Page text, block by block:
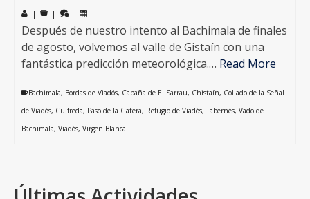
| | |
Después de nuestro intento al Bachimala de finales
de agosto, volvemos al valle de Gistaín con una
fantástica predicción meteorológica.… Read More
Bachimala, Bordas de Viadós, Cabaña de El Sarrau, Chistaín, Collado de la Señal
de Viadós, Culfreda, Paso de la Gatera, Refugio de Viadós,Tabernés, Vado de
Bachimala, Viadós, Virgen Blanca